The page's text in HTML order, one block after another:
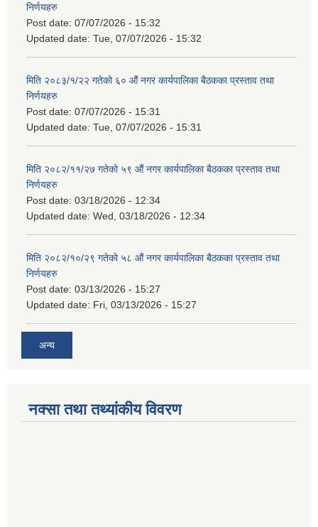
निर्णयहरु
Post date: 07/07/2026 - 15:32
Updated date: Tue, 07/07/2026 - 15:32
मिति २०८३/१/२२ गतेको ६० औं नगर कार्यपालिका बैठकका प्रस्ताव तथा
निर्णयहरु
Post date: 07/07/2026 - 15:31
Updated date: Tue, 07/07/2026 - 15:31
मिति २०८२/११/२७ गतेको ५९ औं नगर कार्यपालिका बैठकका प्रस्ताव तथा
निर्णयहरु
Post date: 03/18/2026 - 12:34
Updated date: Wed, 03/18/2026 - 12:34
मिति २०८२/१०/२९ गतेको ५८ औं नगर कार्यपालिका बैठकका प्रस्ताव तथा
निर्णयहरु
Post date: 03/13/2026 - 15:27
Updated date: Fri, 03/13/2026 - 15:27
अन्य
नक्सा तथा तथ्यांकीय विवरण